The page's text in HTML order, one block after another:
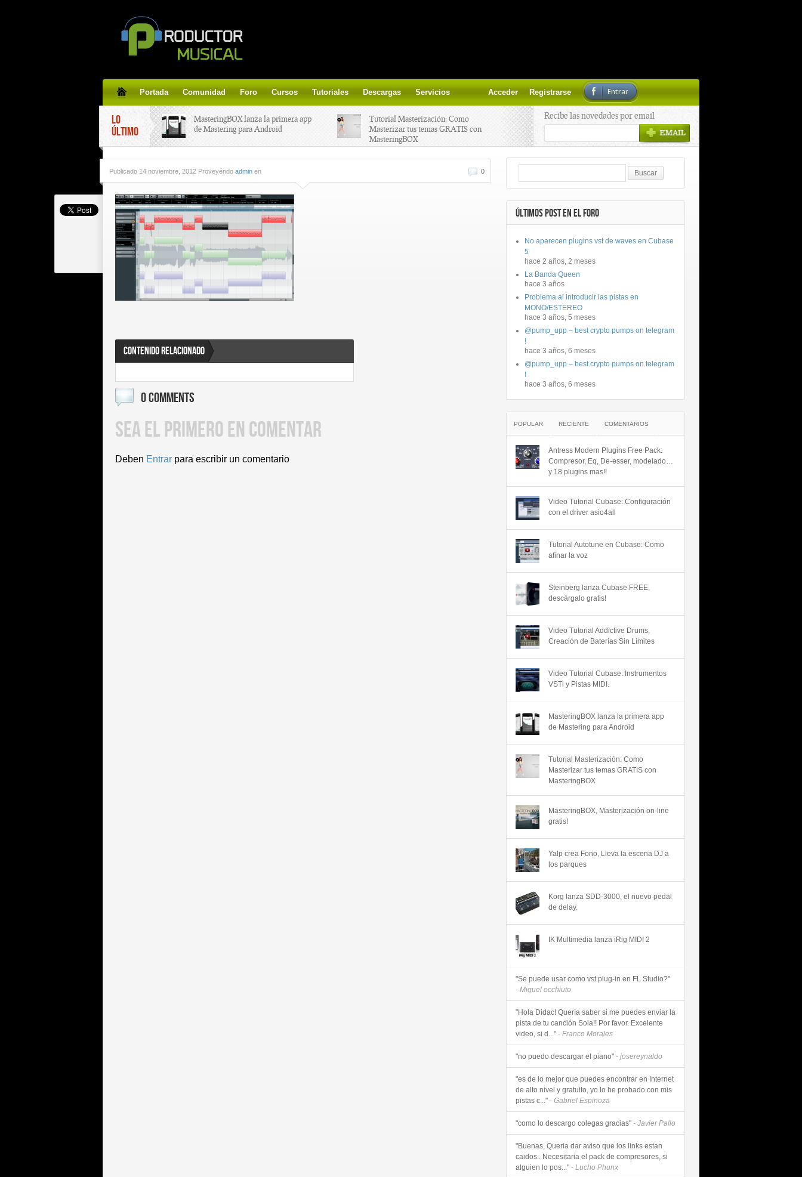
Portada Comunidad Foro Cursos Tutoriales Descargas Servicios Acceder Registrarse Entrar
LO
ÚLTIMO
MasteringBOX lanza la primera app
de Mastering para Android
Tutorial Masterización: Como
Masterizar tus temas GRATIS con
MasteringBOX
line gratis!
Yalp crea Fono, Lleva la escena DJ a
Korg lanza SDD-3000, el nuevo
pedal de delay.
Tutorial de CLA Effects, aprende a
aplicar efectos a tus voces.
Recibe las novedades por email
0
Publicado 14 noviembre, 2012 Proveyéndo admin en
CONTENIDO RELACIONADO
0 COMMENTS
SEA EL PRIMERO EN COMENTAR
Deben Entrar para escribir un comentario
ÚLTIMOS POST EN EL FORO
No aparecen plugins vst de waves en Cubase
5
hace 2 años, 2 meses
La Banda Queen
hace 3 años
Problema al introducir las pistas en
MONO/ESTEREO
hace 3 años, 5 meses
@pump_upp – best crypto pumps on telegram
!
hace 3 años, 6 meses
@pump_upp – best crypto pumps on telegram
!
hace 3 años, 6 meses
POPULAR RECIENTE COMENTARIOS
Antress Modern Plugins Free Pack:
Compresor, Eq, De-esser, modelado…
y 18 plugins mas!!
Video Tutorial Cubase: Configuración
con el driver asio4all
Tutorial Autotune en Cubase: Como
afinar la voz
Steinberg lanza Cubase FREE,
descárgalo gratis!
Video Tutorial Addictive Drums,
Creación de Baterías Sin Límites
Video Tutorial Cubase: Instrumentos
VSTi y Pistas MIDI.
MasteringBOX lanza la primera app
de Mastering para Android
Tutorial Masterización: Como
Masterizar tus temas GRATIS con
MasteringBOX
MasteringBOX, Masterización on-line
gratis!
Yalp crea Fono, Lleva la escena DJ a
los parques
Korg lanza SDD-3000, el nuevo pedal
de delay.
IK Multimedia lanza iRig MIDI 2
"Se puede usar como vst plug-in en FL Studio?"
- Miguel occhiuto
"Hola Didac! Quería saber si me puedes enviar la
pista de tu canción Sola!! Por favor. Excelente
video, si d..." - Franco Morales
"no puedo descargar el piano" - josereynaldo
"es de lo mejor que puedes encontrar en Internet
de alto nivel y gratuito, yo lo he probado con mis
pistas c..." - Gabriel Espinoza
"como lo descargo colegas gracias" - Javier Pallo
"Buenas, Queria dar aviso que los links estan
caidos.. Necesitaria el pack de compresores, si
alguien lo pos..." - Lucho Phunx